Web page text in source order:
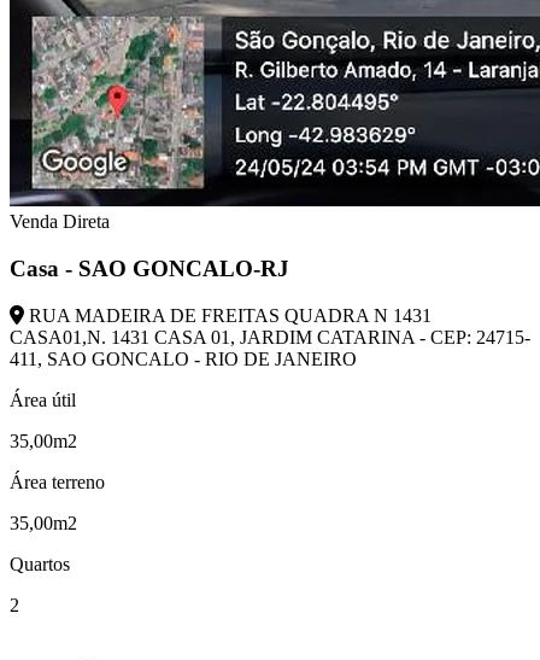
Venda Direta
Casa - SAO GONCALO-RJ
RUA MADEIRA DE FREITAS QUADRA N 1431
CASA01,N. 1431 CASA 01, JARDIM CATARINA - CEP: 24715-
411, SAO GONCALO - RIO DE JANEIRO
Área útil
35,00m2
Área terreno
35,00m2
Quartos
2